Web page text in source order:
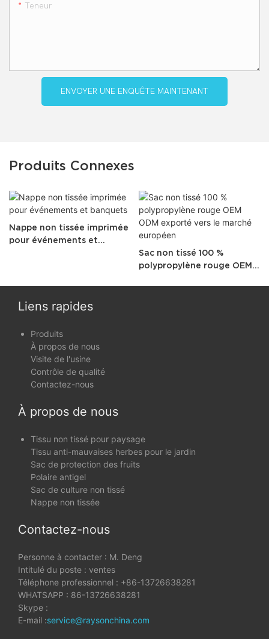
Teneur
ENVOYER UNE ENQUÊTE MAINTENANT
Produits Connexes
Nappe non tissée imprimée
pour événements et
Sac non tissé 100 %
polypropylène rouge OEM
Liens rapides
Produits
À propos de nous
Visite de l'usine
Contrôle de qualité
Contactez-nous
À propos de nous
Tissu non tissé pour paysage
Tissu anti-mauvaises herbes pour le jardin
Sac de protection des fruits
Polaire antigel
Sac de culture non tissé
Nappe non tissée
Contactez-nous
Personne à contacter : M. Deng
Intitulé du poste : ventes
Téléphone professionnel : +86-13726638281
WHATSAPP : 86-13726638281
Skype :
E-mail :service@raysonchina.com